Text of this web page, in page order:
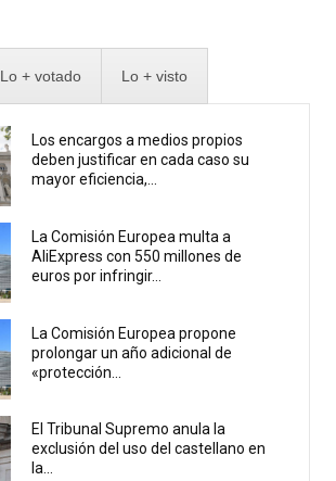
Lo + votado Lo + visto
Los encargos a medios propios
deben justificar en cada caso su
mayor eficiencia,...
La Comisión Europea multa a
AliExpress con 550 millones de
euros por infringir...
La Comisión Europea propone
prolongar un año adicional de
«protección...
El Tribunal Supremo anula la
exclusión del uso del castellano en
la...